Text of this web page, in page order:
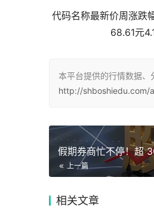
代码名称最新价周涨跌
68.61元
本平台提供的行情数据、
http://shboshiedu.com/
上一篇
相关文章